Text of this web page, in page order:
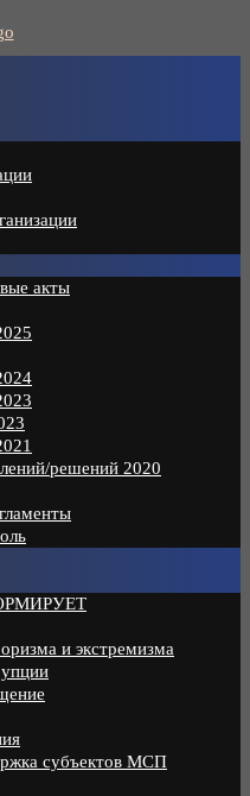
акты
решений 2020
и экстремизма
субъектов МСП